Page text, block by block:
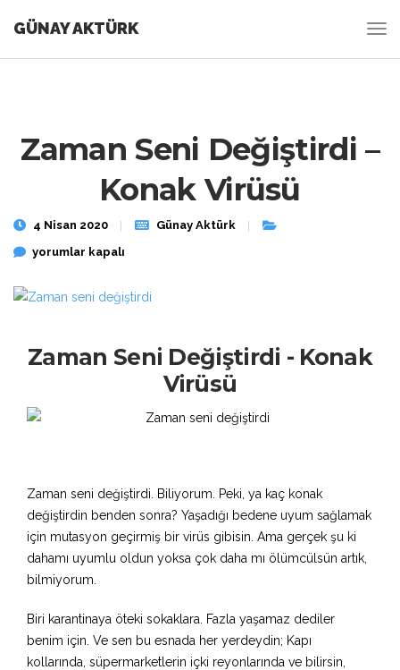
GÜNAY AKTÜRK
Zaman Seni Değiştirdi –
Konak Virüsü
4 Nisan 2020
Günay Aktürk
Zaman Seni Değiştirdi – Konak Virüsü için
yorumlar kapalı
Zaman Seni Değiştirdi - Konak
Virüsü
Zaman seni değiştirdi. Biliyorum. Peki, ya kaç konak
değiştirdin benden sonra? Yaşadığı bedene uyum sağlamak
için mutasyon geçirmiş bir virüs gibisin. Ama gerçek şu ki
dahamı uyumlu oldun yoksa çok daha mı ölümcülsün artık,
bilmiyorum.
Biri karantinaya öteki sokaklara. Fazla yaşamaz dediler
benim için. Ve sen bu esnada her yerdeydin; Kapı
kollarında, süpermarketlerin içki reyonlarında ve bilirsin,